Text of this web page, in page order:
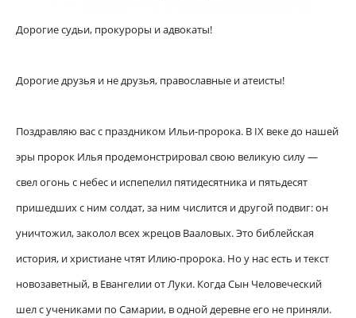
Дорогие судьи, прокуроры и адвокаты!
Дорогие друзья и не друзья, православные и атеисты!
Поздравляю вас с праздником Ильи-пророка. В IX веке до нашей
эры пророк Илья продемонстрировал свою великую силу —
свел огонь с небес и испепелил пятидесятника и пятьдесят
пришедших с ним солдат, за ним числится и другой подвиг: он
уничтожил, заколол всех жрецов Вааловых. Это библейская
история, и христиане чтят Илию-пророка. Но у нас есть и текст
новозаветный, в Евангелии от Луки. Когда Сын Человеческий
шел с учениками по Самарии, в одной деревне его не приняли.